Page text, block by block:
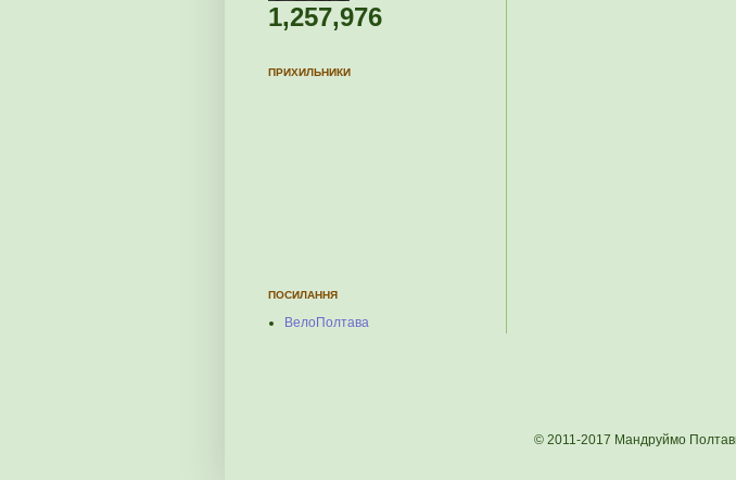
1,257,976
ПРИХИЛЬНИКИ
ПОСИЛАННЯ
ВелоПолтава
© 2011-2017 Мандруймо